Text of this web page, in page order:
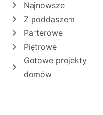
Najnowsze
Z poddaszem
Parterowe
Piętrowe
Gotowe projekty
domów